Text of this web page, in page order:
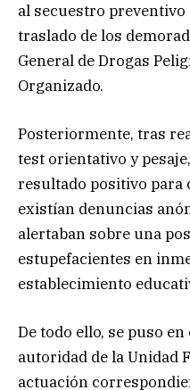
al secuestro preventivo
traslado de los
General de Drogas
Organizado.
Posteriormente, tras
test orientativo y
resultado positivo para
existían denuncias
alertaban sobre una
estupefacientes en
establecimiento
De todo ello, se puso
autoridad de la Unidad
actuación